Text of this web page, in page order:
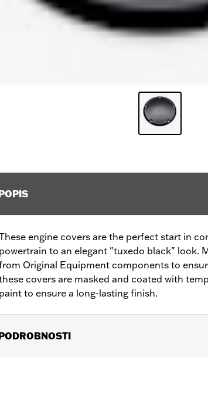
engine covers are the perfect start in
powertrain to an elegant "tuxedo black" look.
Original Equipment components to
covers are masked and coated with
paint to ensure a long-lasting finish.